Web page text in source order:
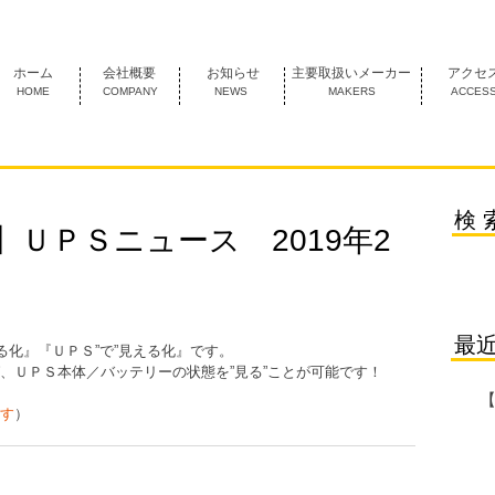
HOME COMPANY NEWS MAKERS
ホーム 会社概要 お知らせ 主要取扱いメーカー アクセ
ＵＰＳニュース 2019年2
』『ＵＰＳ”で”見える化』です。
ＰＳ本体／バッテリーの状態を”見る”ことが可能です！
）
検
最